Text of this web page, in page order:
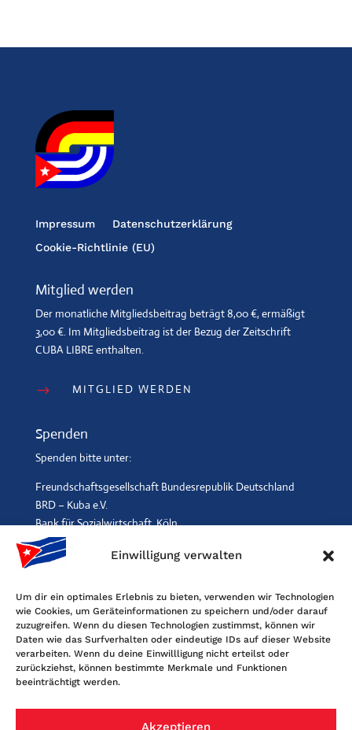
Einwilligung verwalten
Um dir ein optimales Erlebnis zu bieten, verwenden wir Technologien
wie Cookies, um Geräteinformationen zu speichern und/oder darauf
zuzugreifen. Wenn du diesen Technologien zustimmst, können wir
Daten wie das Surfverhalten oder eindeutige IDs auf dieser Website
verarbeiten. Wenn du deine Einwillligung nicht erteilst oder
zurückziehst, können bestimmte Merkmale und Funktionen
beeinträchtigt werden.
Akzeptieren
Impressum
Datenschutzerklärung
Cookie-Richtlinie (EU)
Mitglied werden
Der monatliche Mitgliedsbeitrag beträgt 8,00 €, ermäßigt
3,00 €. Im Mitgliedsbeitrag ist der Bezug der Zeitschrift
CUBA LIBRE enthalten.
$ MITGLIED WERDEN
Spenden
Spenden bitte unter:
Freundschaftsgesellschaft Bundesrepublik Deutschland
BRD – Kuba e.V.
Bank für Sozialwirtschaft, Köln
IBAN: DE96 3702 0500 0001 2369 00, BIC: BFSWDE33XXX
Kontakt
Freundschaftsgesellschaft BRD-Kuba
Maybachstr. 159, 50670 Köln
E-Mail: info@fgbrdkuba.de